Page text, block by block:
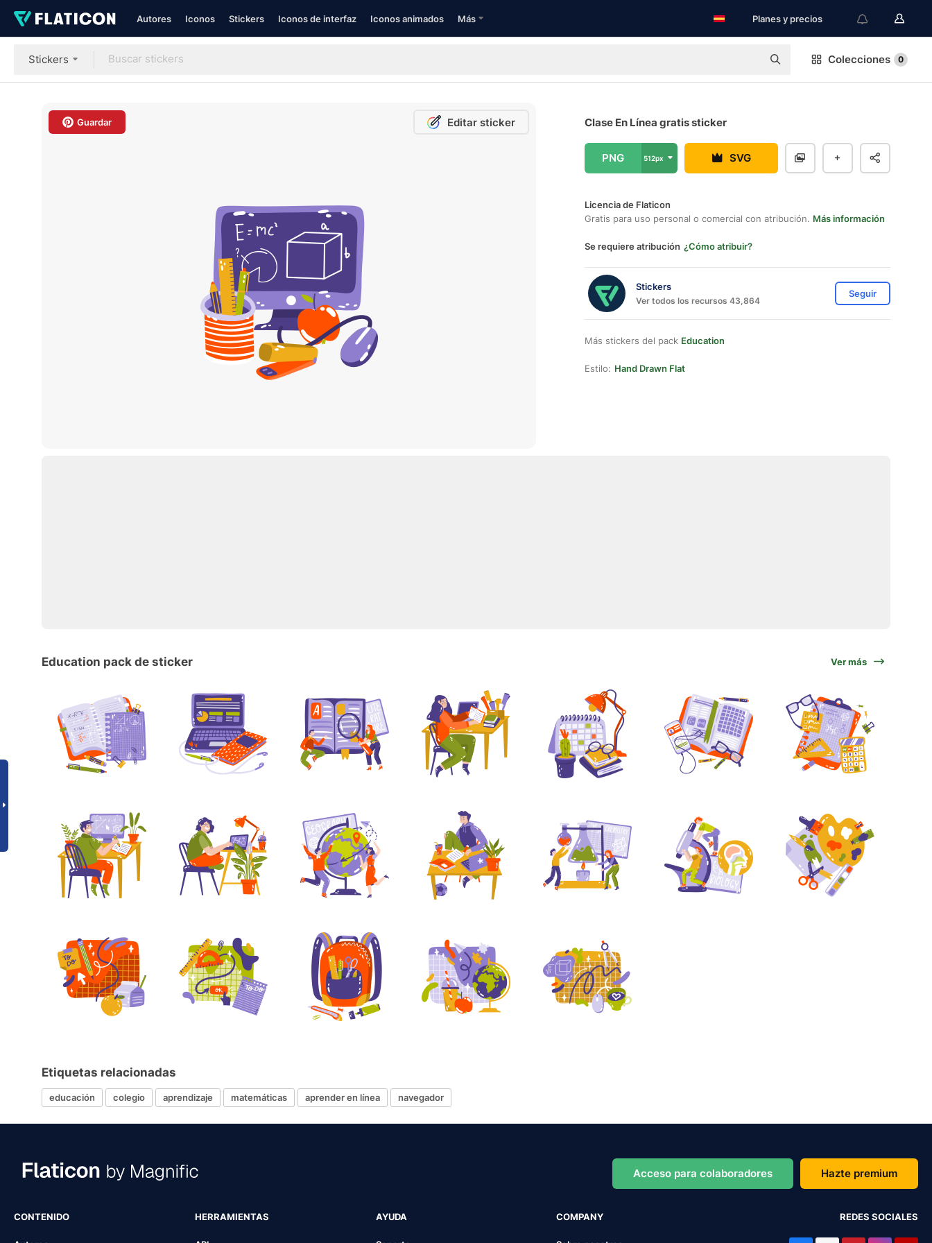
Autores Iconos Stickers Iconos de interfaz Iconos animados Más Planes y precios
Stickers Colecciones 0
Guardar Editar sticker Clase En Línea gratis sticker
PNG 512px SVG
Licencia de Flaticon
Gratis para uso personal o comercial con atribución. Más información
Se requiere atribución ¿Cómo atribuir?
Stickers
Ver todos los recursos 43,864
Seguir
Más stickers del pack Education
Estilo: Hand Drawn Flat
Education pack de sticker Ver más
Etiquetas relacionadas
educación colegio aprendizaje matemáticas aprender en línea navegador
Acceso para colaboradores Hazte premium
CONTENIDO HERRAMIENTAS AYUDA COMPANY REDES SOCIALES